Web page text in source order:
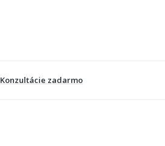
Konzultácie zadarmo